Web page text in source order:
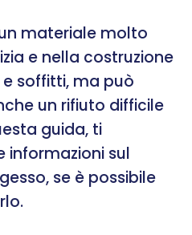
materiale molto
e nella costruzione
soffitti, ma può
un rifiuto difficile
guida, ti
informazioni sul
se è possibile